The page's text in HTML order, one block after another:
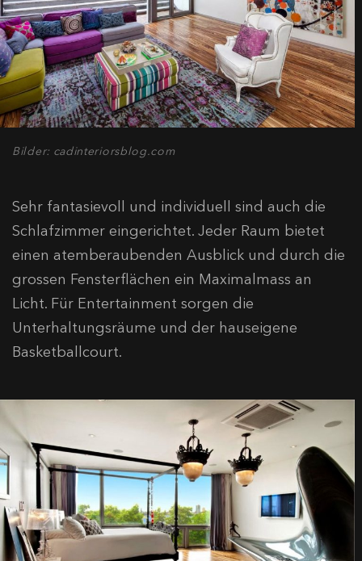
Bilder: cadinteriorsblog.com
Sehr fantasievoll und individuell sind auch die
Schlafzimmer eingerichtet. Jeder Raum bietet
einen atemberaubenden Ausblick und durch die
grossen Fensterflächen ein Maximalmass an
Licht. Für Entertainment sorgen die
Unterhaltungsräume und der hauseigene
Basketballcourt.